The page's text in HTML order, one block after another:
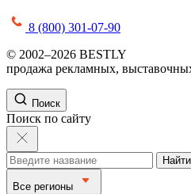
8 (800) 301-07-90
© 2002–2026 BESTLY
продажа рекламных,
Поиск
Поиск по сайту
Найти
Все регионы